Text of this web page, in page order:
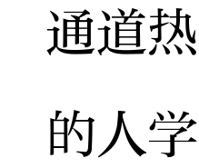
通道
的人